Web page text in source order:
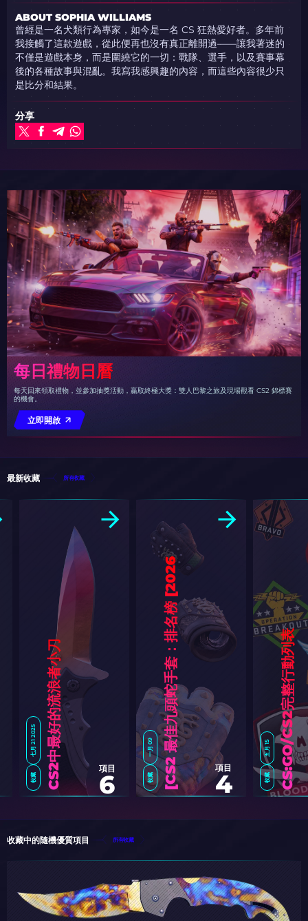
ABOUT SOPHIA WILLIAMS
曾經是一名犬類行為專家，如今是一名 CS 狂熱愛好者。多年前
我接觸了這款遊戲，從此便再也沒有真正離開過——讓我著迷的
不僅是遊戲本身，而是圍繞它的一切：戰隊、選手，以及賽事幕
後的各種故事與混亂。我寫我感興趣的內容，而這些內容很少只
是比分和結果。
分享
每日禮物日曆
每天回來領取禮物，並參加抽獎活動，贏取終極大獎：雙人巴黎之旅及現場觀看 CS2 錦標賽
的機會。
立即開啟
最新收藏 所有收藏
五月 15
收藏 CS:GO/CS2完整行動列表
一月 09
收藏
C
S
2
最
佳
九
頭
蛇
手
套
：
排
名
榜
[
2
0
2
6
] 項目
4
七月 21 2025
收藏 CS2中最好的流浪者小刀 項目
6
收藏中的隨機優質項目 所有收藏